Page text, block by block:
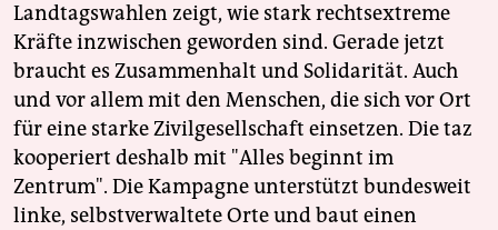
Landtagswahlen zeigt, wie stark rechtsextreme
Kräfte inzwischen geworden sind. Gerade jetzt
braucht es Zusammenhalt und Solidarität. Auch
und vor allem mit den Menschen, die sich vor Ort
für eine starke Zivilgesellschaft einsetzen. Die taz
kooperiert deshalb mit "Alles beginnt im
Zentrum". Die Kampagne unterstützt bundesweit
linke, selbstverwaltete Orte und baut einen